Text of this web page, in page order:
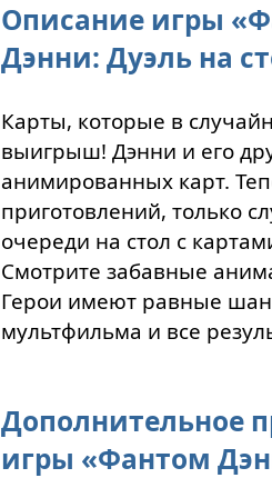
Описание игры
Дэнни: Дуэль на
Карты, которые в
выигрыш! Дэнни и его
анимированных карт.
приготовлений, только
очереди на стол с
Смотрите забавные
Герои имеют равные
мультфильма и все
Дополнительное
игры «Фантом